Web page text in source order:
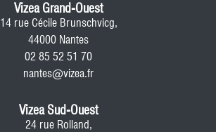
Vizea Grand-Ouest
14 rue Cécile Brunschvicg,
44000 Nantes
02 85 52 51 70
nantes@vizea.fr
Vizea Sud-Ouest
24 rue Rolland,